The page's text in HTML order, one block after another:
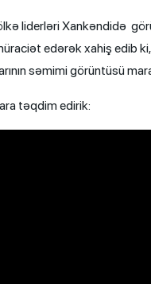
liderləri Xankəndidə
edərək xahiş edib
səmimi görüntüsü
təqdim edirik: